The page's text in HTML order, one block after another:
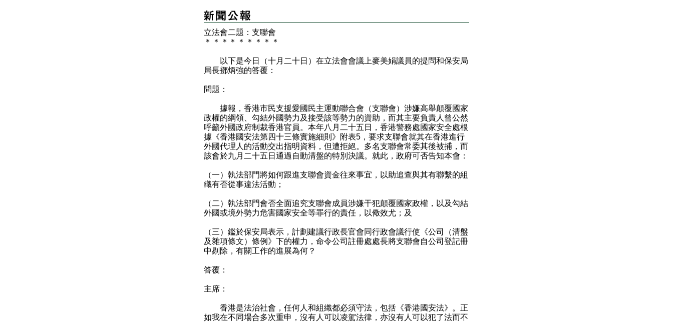
立法會二題：支聯會
＊
＊ ＊ ＊ ＊ ＊ ＊ ＊ ＊
以下是今日（十月二十日）在立法會會議上麥美娟議員的提問和保安局
局長鄧炳強的答覆：
問題：
據報，香港市民支援愛國民主運動聯合會（支聯會）涉嫌高舉顛覆國家
政權的綱領、勾結外國勢力及接受該等勢力的資助，而其主要負責人曾公然
呼籲外國政府制裁香港官員。本年八月二十五日，香港警務處國家安全處根
據《香港國安法第四十三條實施細則》附表5，要求支聯會就其在香港進行
外國代理人的活動交出指明資料，但遭拒絕。多名支聯會常委其後被捕，而
該會於九月二十五日通過自動清盤的特別決議。就此，政府可否告知本會：
（一）執法部門將如何跟進支聯會資金往來事宜，以助追查與其有聯繫的組
織有否從事違法活動；
（二）執法部門會否全面追究支聯會成員涉嫌干犯顛覆國家政權，以及勾結
外國或境外勢力危害國家安全等罪行的責任，以儆效尤；及
（三）鑑於保安局表示，計劃建議行政長官會同行政會議行使《公司（清盤
及雜項條文）條例》下的權力，命令公司註冊處處長將支聯會自公司登記冊
中剔除，有關工作的進展為何？
答覆：
主席：
香港是法治社會，任何人和組織都必須守法，包括《香港國安法》。正
如我在不同場合多次重申，沒有人可以凌駕法律，亦沒有人可以犯了法而不